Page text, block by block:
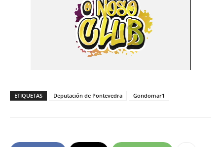
ETIQUETAS Deputación de Pontevedra Gondomar1